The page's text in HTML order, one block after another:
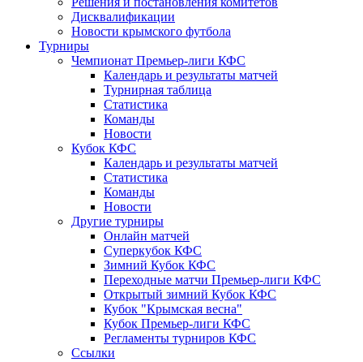
Дисквалификации
Новости крымского футбола
Турниры
Чемпионат Премьер-лиги КФС
Календарь и результаты матчей
Турнирная таблица
Статистика
Команды
Новости
Кубок КФС
Календарь и результаты матчей
Статистика
Команды
Новости
Другие турниры
Онлайн матчей
Суперкубок КФС
Зимний Кубок КФС
Переходные матчи Премьер-лиги КФС
Открытый зимний Кубок КФС
Кубок "Крымская весна"
Кубок Премьер-лиги КФС
Регламенты турниров КФС
Ссылки